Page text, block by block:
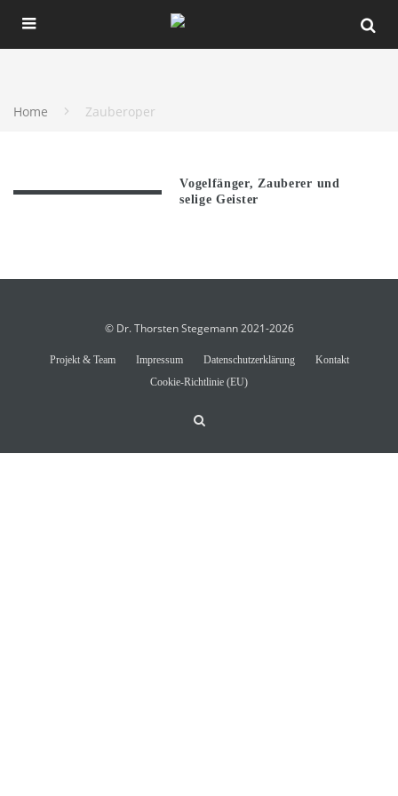
Home Zauberoper
Vogelfänger, Zauberer und
selige Geister
© Dr. Thorsten Stegemann 2021-2026
Projekt & Team Impressum Datenschutzerklärung
Kontakt
Cookie-Richtlinie (EU)